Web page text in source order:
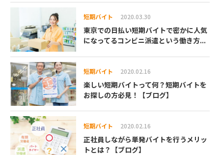
短期バイト 2020.03.30
東京での日払い短期バイトで密かに人気
になってるコンビニ派遣という働き方...
短期バイト 2020.02.16
楽しい短期バイトって何？短期バイトを
お探しの方必見！【ブログ】
短期バイト 2020.02.16
正社員しながら単発バイトを行うメリッ
トとは？【ブログ】